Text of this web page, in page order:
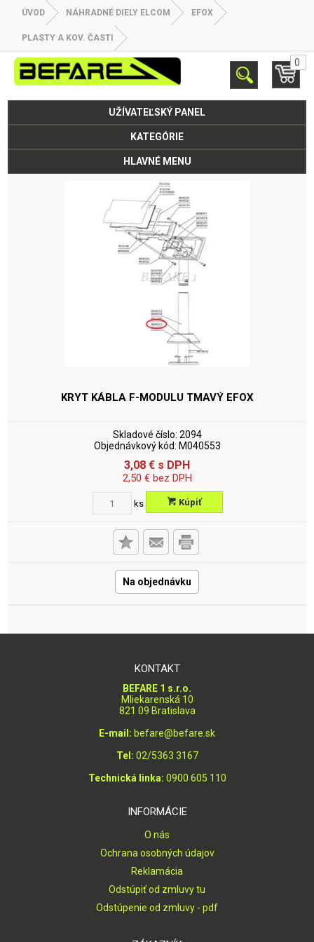
ÚVOD NÁHRADNÉ DIELY ELCOM EFOX
PLASTY A KOV. ČASTI
0
UŽÍVATEĽSKÝ PANEL
KATEGÓRIE
HLAVNÉ MENU
KRYT KÁBLA F-MODULU TMAVÝ EFOX
Skladové číslo: 2094
Objednávkový kód: M040553
3,08 € s DPH
2,50 €bez DPH
ks Kúpiť
Na objednávku
KONTAKT
BEFARE 1 s.r.o.
Mliekarenská 10
821 09 Bratislava
E-mail: befare@befare.sk
Tel: 02/5363 3167
Technická linka: 0900 605 110
INFORMÁCIE
O nás
Ochrana osobných údajov
Reklamácia
Odstúpiť od zmluvy tu
Odstúpenie od zmluvy - pdf